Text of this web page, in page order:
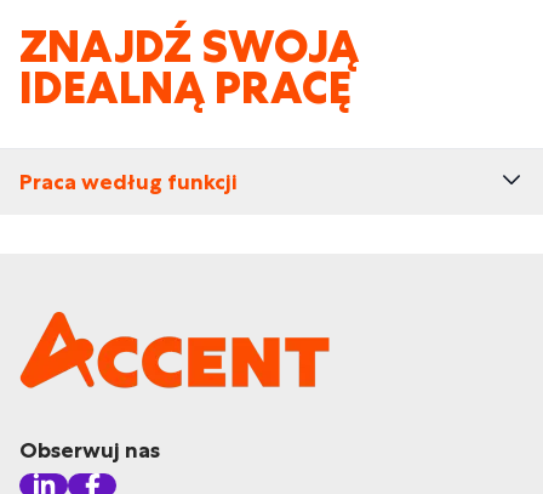
ZNAJDŹ SWOJĄ
IDEALNĄ PRACĘ
Praca według funkcji
Obserwuj nas